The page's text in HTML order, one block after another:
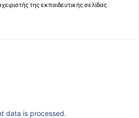
της εκπαιδευτικής σελίδας
data is processed.